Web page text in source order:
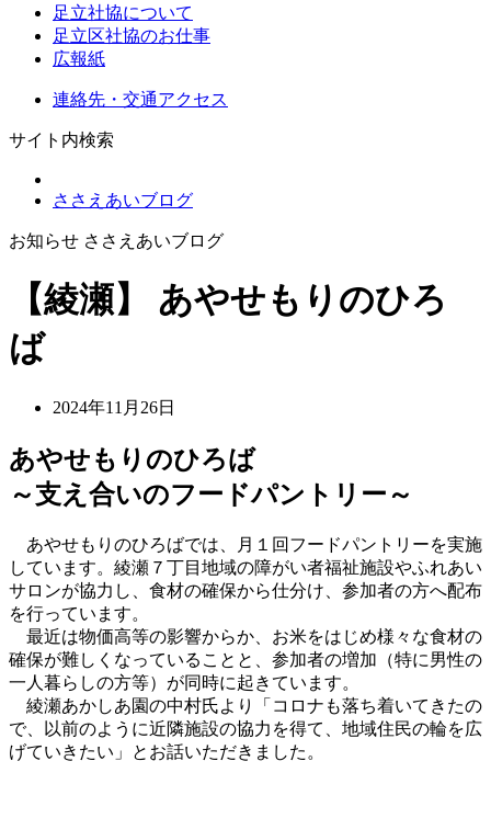
足立社協について
足立区社協のお仕事
広報紙
連絡先・交通アクセス
サイト内検索
ささえあいブログ
お知らせ ささえあいブログ
【綾瀬】 あやせもりのひろ
ば
2024年11月26日
あやせもりのひろば
～支え合いのフードパントリー～
あやせもりのひろばでは、月１回フードパントリーを実施
しています。綾瀬７丁目地域の障がい者福祉施設やふれあい
サロンが協力し、食材の確保から仕分け、参加者の方へ配布
を行っています。
最近は物価高等の影響からか、お米をはじめ様々な食材の
確保が難しくなっていることと、参加者の増加（特に男性の
一人暮らしの方等）が同時に起きています。
綾瀬あかしあ園の中村氏より「コロナも落ち着いてきたの
で、以前のように近隣施設の協力を得て、地域住民の輪を広
げていきたい」とお話いただきました。